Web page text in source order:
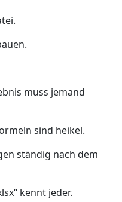
muss jemand
sind heikel.
ständig nach dem
kennt jeder.